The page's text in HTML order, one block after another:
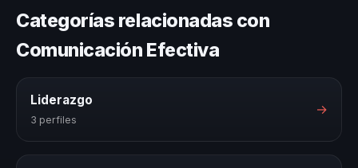
Categorías relacionadas con
Comunicación Efectiva
Liderazgo
3 perfiles
→